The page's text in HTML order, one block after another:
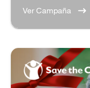
Ver Campaña